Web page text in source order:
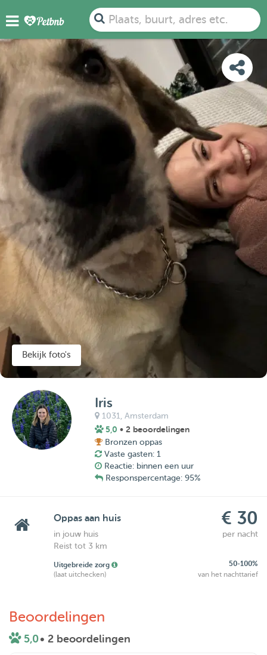
Plaats, buurt, adres etc.
FOTO'S BEOORDELINGEN KAART
Bekijk foto's
Iris
1031,Amsterdam
5,0 • 2 beoordelingen
Bronzen oppas
Vaste gasten: 1
Reactie: binnen een uur
Responspercentage: 95%
Oppas aan huis € 30
in jouw huis
per nacht
Reist tot 3 km
Uitgebreide zorg
50-100%
(laat uitchecken)
van het nachttarief
Beoordelingen
5,0• 2 beoordelingen